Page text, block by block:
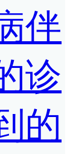
伴
诊
的